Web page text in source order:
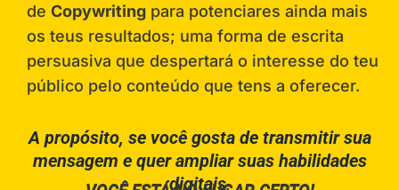
de Copywriting para potenciares ainda mais
os teus resultados; uma forma de escrita
persuasiva que despertará o interesse do teu
público pelo conteúdo que tens a oferecer.
A propósito, se você gosta de transmitir sua
mensagem e quer ampliar suas habilidades
digitais,